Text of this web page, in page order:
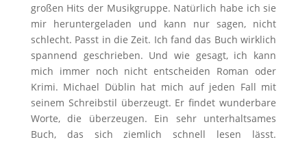
großen Hits der Musikgruppe. Natürlich habe ich sie
mir heruntergeladen und kann nur sagen, nicht
schlecht. Passt in die Zeit. Ich fand das Buch wirklich
spannend geschrieben. Und wie gesagt, ich kann
mich immer noch nicht entscheiden Roman oder
Krimi. Michael Düblin hat mich auf jeden Fall mit
seinem Schreibstil überzeugt. Er findet wunderbare
Worte, die überzeugen. Ein sehr unterhaltsames
Buch, das sich ziemlich schnell lesen lässt.